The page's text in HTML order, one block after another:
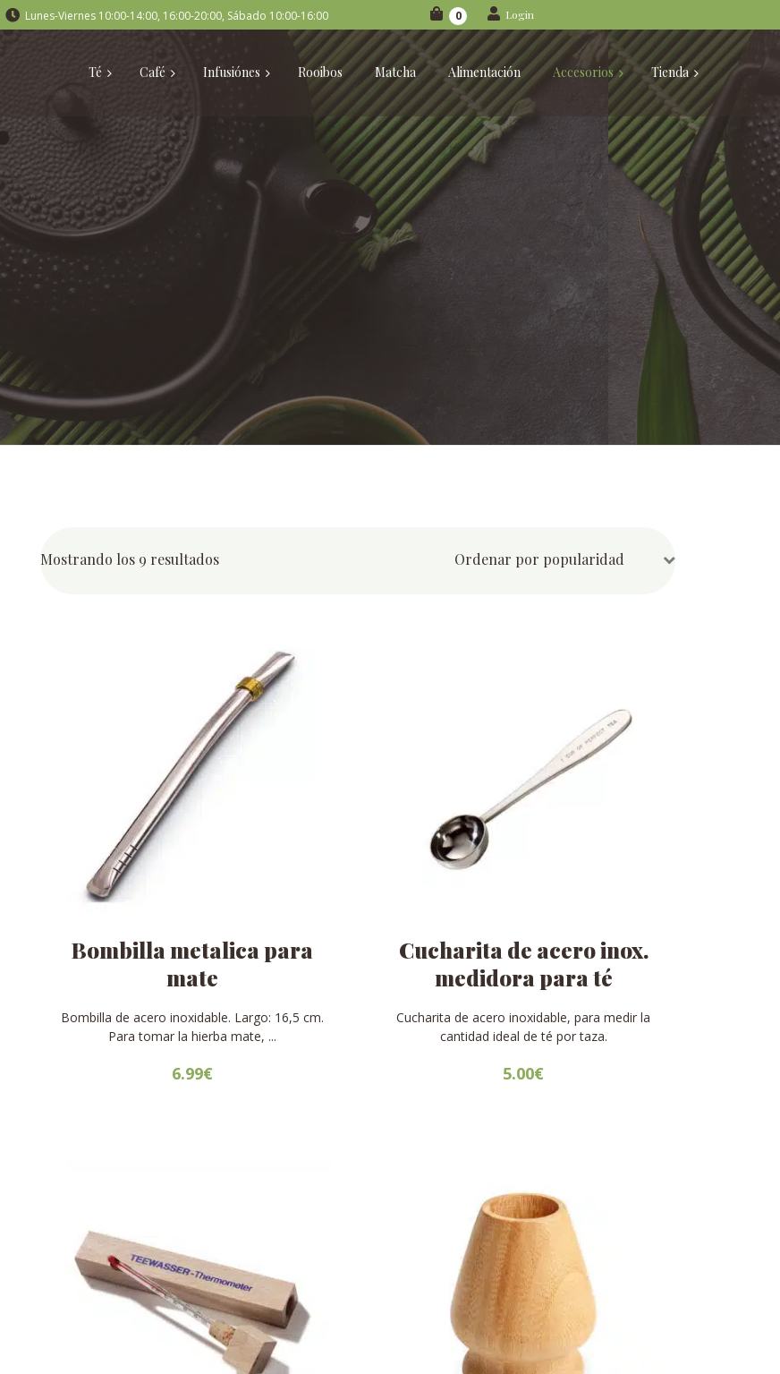
Lunes-Viernes 10:00-14:00, 16:00-20:00, Sábado 10:00-16:00 0 Login
Té Café Infusiónes Rooibos Matcha Alimentación Accesorios Tienda
Mostrando los 9 resultados
Bombilla metalica para
mate
Bombilla de acero inoxidable. Largo: 16,5 cm.
Para tomar la hierba mate, ...
6.99€
Cucharita de acero inox.
medidora para té
Cucharita de acero inoxidable, para medir la
cantidad ideal de té por taza.
5.00€